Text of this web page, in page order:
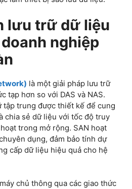
lưu trữ dữ liệu
nghiệp
là một giải pháp lưu trữ
tạp hơn so với DAS và NAS.
trung được thiết kế để cung
chia sẻ dữ liệu với tốc độ truy
trong mở rộng. SAN hoạt
dụng, đảm bảo tính dự
cấp dữ liệu hiệu quả cho hệ
chủ thông qua các giao thức